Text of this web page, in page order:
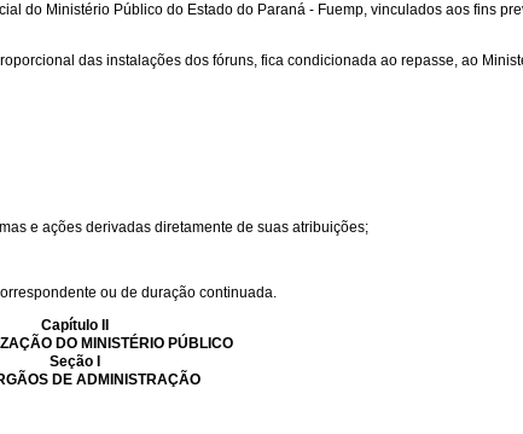
do Ministério Público do Estado do Paraná - Fuemp, vinculados aos fins
das instalações dos fóruns, fica condicionada ao repasse, ao
e ações derivadas diretamente de suas atribuições;
ou de duração continuada.
Capítulo II
DO MINISTÉRIO PÚBLICO
Seção I
DE ADMINISTRAÇÃO